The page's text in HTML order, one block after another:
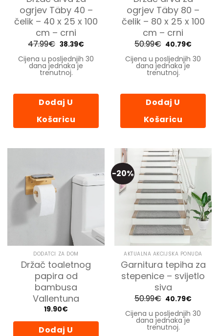
ogrjev Täby 40 –
čelik – 40 x 25 x 100
cm – crni
47.99€ Izvorna
cijena
bila
je:
47.99€.
38.39€Trenutna
je:
38.39€.
Cijena u posljednjih 30
dana jednaka je
trenutnoj.
Dodaj U
Košaricu
ogrjev Täby 80 –
čelik – 80 x 25 x 100
cm – crni
50.99€ Izvorna
cijena
bila
je:
50.99€.
40.79€
je:
40.79€.
Cijena u posljednjih 30
dana jednaka je
trenutnoj.
Dodaj U
Košaricu
DODATCI ZA DOM
Držač toaletnog
papira od
bambusa
Vallentuna
19.90€
Dodaj U
-20%
AKTUALNA AKCIJSKA PONUDA
Garnitura tepiha za
stepenice – svijetlo
siva
50.99€ Izvorna
cijena
bila
je:
50.99€.
40.79€
je:
40.79€.
Cijena u posljednjih 30
dana jednaka je
trenutnoj.